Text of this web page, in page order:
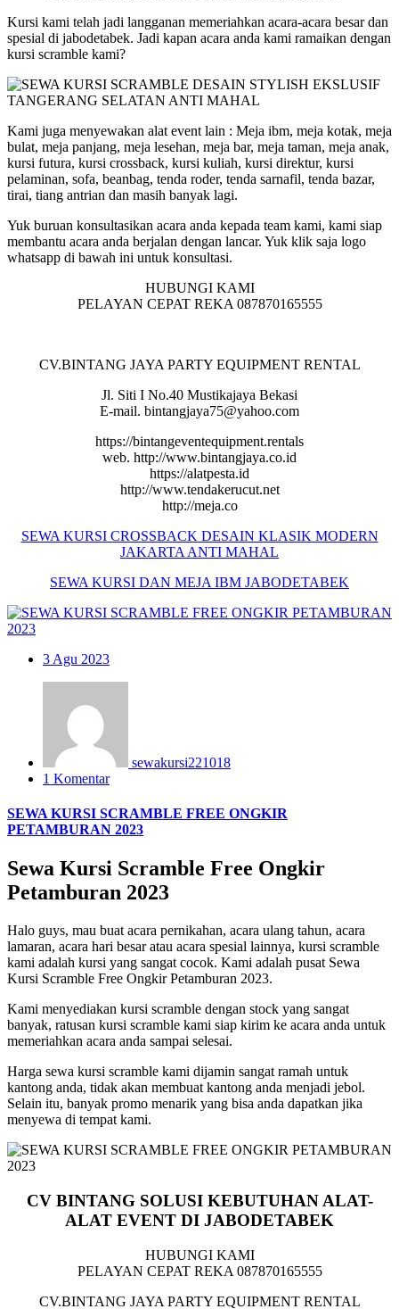
Kursi kami telah jadi langganan memeriahkan acara-acara besar dan
spesial di jabodetabek. Jadi kapan acara anda kami ramaikan dengan
kursi scramble kami?
Kami juga menyewakan alat event lain : Meja ibm, meja kotak, meja
bulat, meja panjang, meja lesehan, meja bar, meja taman, meja anak,
kursi futura, kursi crossback, kursi kuliah, kursi direktur, kursi
pelaminan, sofa, beanbag, tenda roder, tenda sarnafil, tenda bazar,
tirai, tiang antrian dan masih banyak lagi.
Yuk buruan konsultasikan acara anda kepada team kami, kami siap
membantu acara anda berjalan dengan lancar. Yuk klik saja logo
whatsapp di bawah ini untuk konsultasi.
HUBUNGI KAMI
PELAYAN CEPAT REKA 087870165555
CV.BINTANG JAYA PARTY EQUIPMENT RENTAL
Jl. Siti I No.40 Mustikajaya Bekasi
E-mail. bintangjaya75@yahoo.com
https://bintangeventequipment.rentals
web. http://www.bintangjaya.co.id
https://alatpesta.id
http://www.tendakerucut.net
http://meja.co
SEWA KURSI CROSSBACK DESAIN KLASIK MODERN
JAKARTA ANTI MAHAL
SEWA KURSI DAN MEJA IBM JABODETABEK
3 Agu 2023
sewakursi221018
1 Komentar
SEWA KURSI SCRAMBLE FREE ONGKIR
PETAMBURAN 2023
Sewa Kursi Scramble Free Ongkir
Petamburan 2023
Halo guys, mau buat acara pernikahan, acara ulang tahun, acara
lamaran, acara hari besar atau acara spesial lainnya, kursi scramble
kami adalah kursi yang sangat cocok. Kami adalah pusat Sewa
Kursi Scramble Free Ongkir Petamburan 2023.
Kami menyediakan kursi scramble dengan stock yang sangat
banyak, ratusan kursi scramble kami siap kirim ke acara anda untuk
memeriahkan acara anda sampai selesai.
Harga sewa kursi scramble kami dijamin sangat ramah untuk
kantong anda, tidak akan membuat kantong anda menjadi jebol.
Selain itu, banyak promo menarik yang bisa anda dapatkan jika
menyewa di tempat kami.
CV BINTANG SOLUSI KEBUTUHAN ALAT-
ALAT EVENT DI JABODETABEK
HUBUNGI KAMI
PELAYAN CEPAT REKA 087870165555
CV.BINTANG JAYA PARTY EQUIPMENT RENTAL